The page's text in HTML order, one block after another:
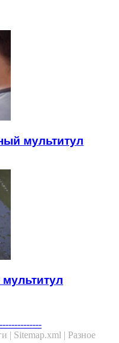
мультитул
| Sitemap.xml | Разное